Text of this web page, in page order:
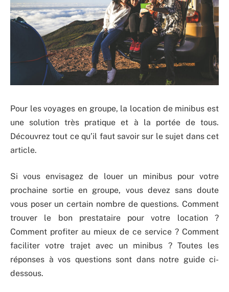
Pour les voyages en groupe, la location de minibus est
une solution très pratique et à la portée de tous.
Découvrez tout ce qu’il faut savoir sur le sujet dans cet
article.
Si vous envisagez de louer un minibus pour votre
prochaine sortie en groupe, vous devez sans doute
vous poser un certain nombre de questions. Comment
trouver le bon prestataire pour votre location ?
Comment profiter au mieux de ce service ? Comment
faciliter votre trajet avec un minibus ? Toutes les
réponses à vos questions sont dans notre guide ci-
dessous.